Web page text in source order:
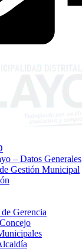
– Datos Generales
Gestión Municipal
Gerencia